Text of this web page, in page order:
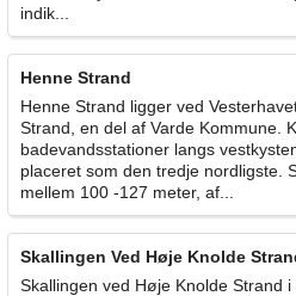
indik...
Henne Strand
Henne Strand ligger ved
Strand, en del af Varde Kommune.
badevandsstationer langs
placeret som den tredje nordligste.
mellem 100 -127 meter, af...
Skallingen Ved Høje Knolde
Skallingen ved Høje Knolde Strand